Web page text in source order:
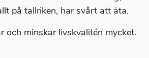
på tallriken, har svårt att äta.
och minskar livskvalitén mycket.